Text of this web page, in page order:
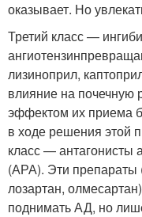
оказывает. Но
Третий класс —
лизиноприл,
влияние на
эффектом их приема
в ходе решения этой
класс — антагонисты
(АРА). Эти препараты
лозартан,
поднимать АД, но